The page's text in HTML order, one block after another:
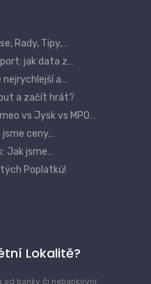
Rady, Tipy,…
jak data z…
nejrychlejší a…
a začít hrát?
vs Jysk vs MPO…
jsme ceny…
Jak jsme…
Poplatků!
Lokalitě?
banky či nebankovní